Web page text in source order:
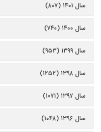
سال ۱۴۰۱ (۸۰۷)
سال ۱۴۰۰ (۷۴۰)
سال ۱۳۹۹ (۹۵۳)
سال ۱۳۹۸ (۱۲۵۲)
سال ۱۳۹۷ (۱۰۷۱)
سال ۱۳۹۶ (۱۰۴۸)